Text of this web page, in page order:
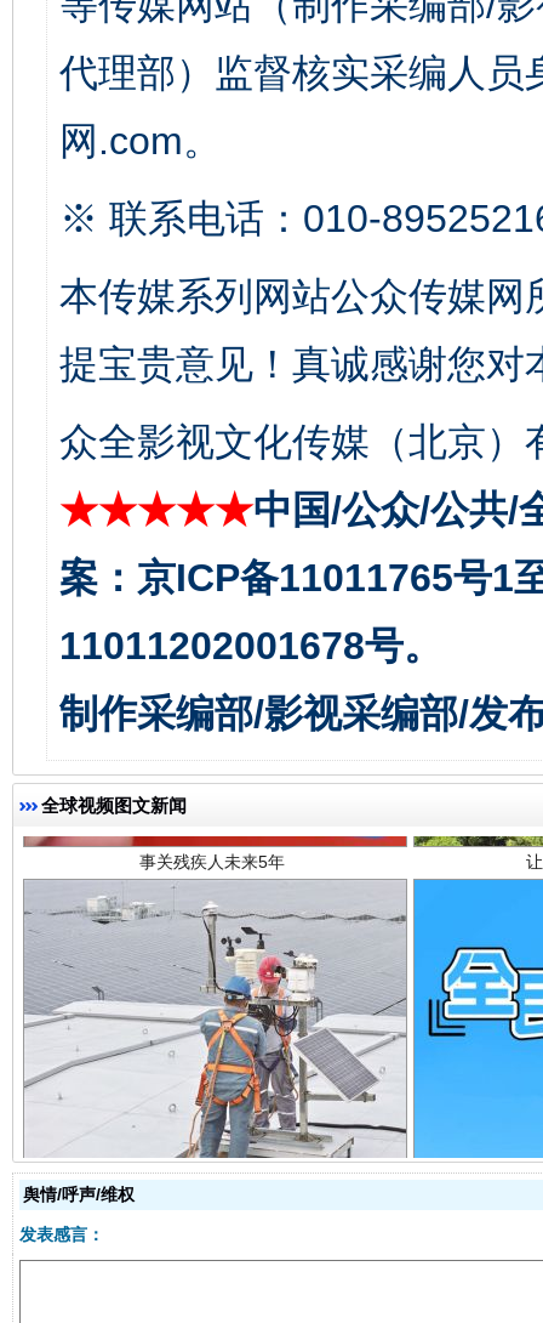
代理部）监督核实采编人员
网.com。
※ 联系电话：010-
本传媒系列网站公众传媒
提宝贵意见！真诚感谢您
众全影视文化传媒（北京）
★★★★★中国/公众/公共/
案：京ICP备11011765号1
11011202001678号。
制作采编部/影视采编部/发
全球视频图文新闻
以产业富民促振兴 酒驾
事关残疾人未来5年
规模最大的光氢储一体化项目 走
舆情/呼声/维权
发表感言：